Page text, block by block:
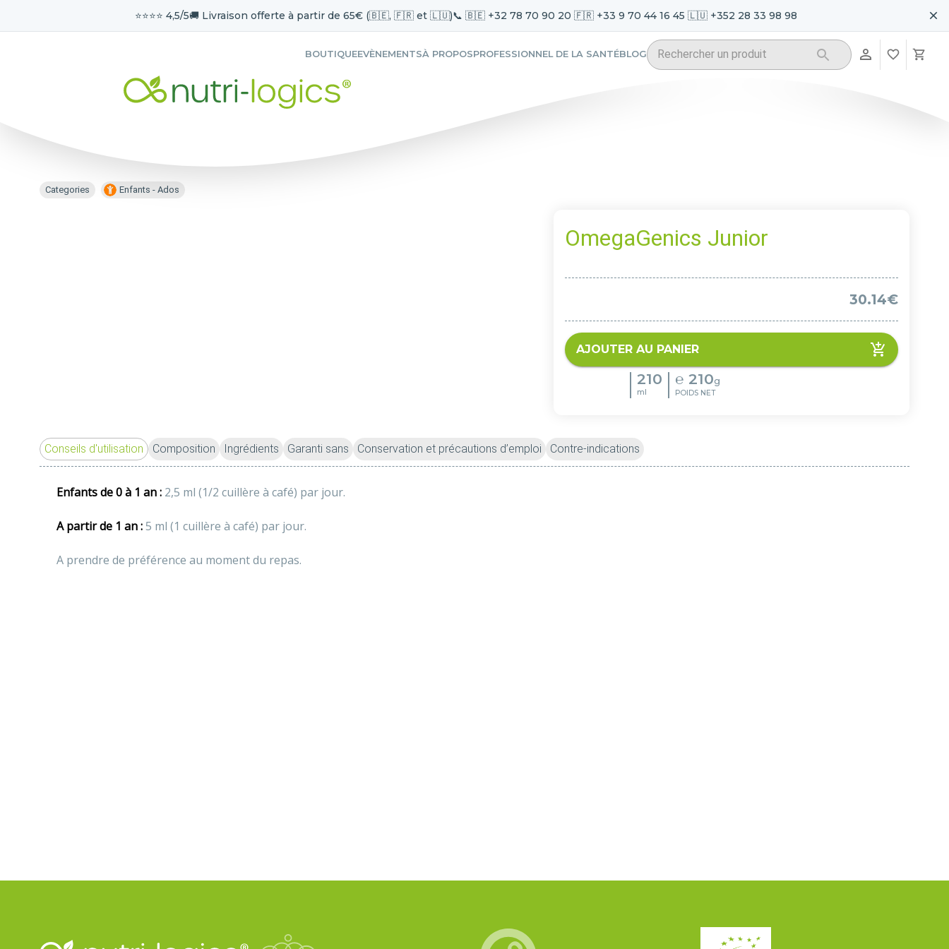
⭐️⭐️⭐️⭐️ 4,5/5🚚 Livraison offerte à partir de 65€ (🇧🇪, 🇫🇷 et 🇱🇺)📞 🇧🇪 +32 78 70 90 20 🇫🇷 +33 9 70 44 16 45 🇱🇺 +352 28 33 98 98
BOUTIQUEEVÈNEMENTSÀ PROPOSPROFESSIONNEL DE LA SANTÉBLOG
Categories Enfants - Ados
OmegaGenics Junior
30.14€
AJOUTER AU PANIER
210
ml
℮ 210g
POIDS NET
Conseils d'utilisation Composition Ingrédients Garanti sans Conservation et précautions d’emploi Contre-indications
Enfants de 0 à 1 an : 2,5 ml (1/2 cuillère à café) par jour.
A partir de 1 an : 5 ml (1 cuillère à café) par jour.
A prendre de préférence au moment du repas.